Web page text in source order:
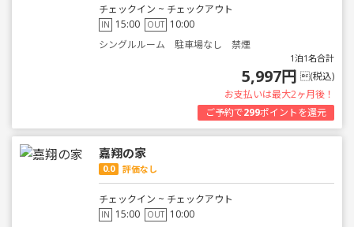
チェックイン ~ チェックアウト
IN 15:00 OUT 10:00
シングルルーム 駐車場なし 禁煙
1泊1名合計
5,997円 (税込)
お支払いは最大2ヶ月後！
ご予約で299ポイントを還元
嘉翔の家
0.0 評価なし
チェックイン ~ チェックアウト
IN 15:00 OUT 10:00